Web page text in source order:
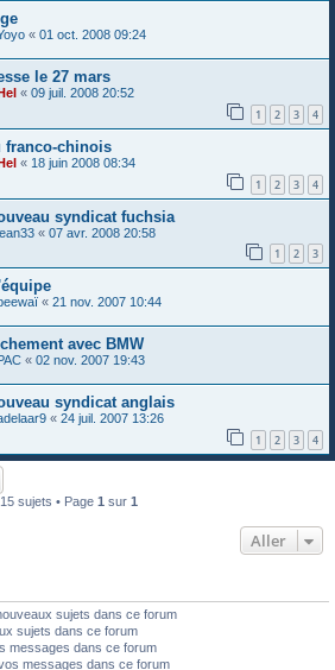
« 01 oct. 2008 09:24
le 27 mars
Hel « 09 juil. 2008 20:52
1 2 3 4
franco-chinois
« 18 juin 2008 08:34
1 2 3 4
syndicat fuchsia
« 07 avr. 2008 20:58
1 2 3
« 21 nov. 2007 10:44
avec BMW
PAC « 02 nov. 2007 19:43
syndicat anglais
« 24 juil. 2007 13:26
1 2 3 4
15 sujets • Page 1 sur 1
Aller
sujets dans ce forum
sujets dans ce forum
messages dans ce forum
messages dans ce forum